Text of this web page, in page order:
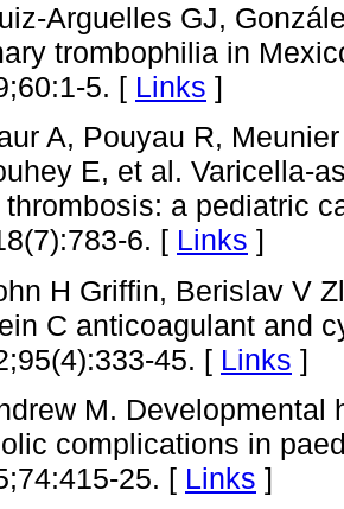
Arguelles GJ,
trombophilia in
5. [ Links ]
A, Pouyau R,
E, et al. Varicella-
a pediatric
6. [ Links ]
H Griffin, Berislav V
C anticoagulant and
45. [ Links ]
M. Developmental
complications in
25. [ Links ]